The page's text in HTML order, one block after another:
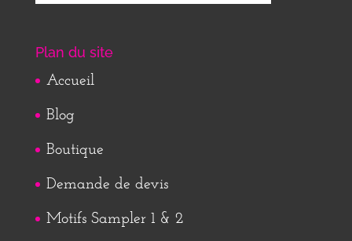
Plan du site
Accueil
Blog
Boutique
Demande de devis
Motifs Sampler 1 & 2